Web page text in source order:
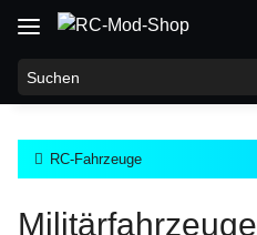
RC-Fahrzeuge
Militärfahrzeuge